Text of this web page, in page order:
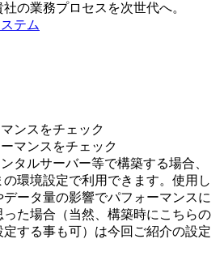
の業務プロセスを次世代へ。
テム
ンスをチェック
タルサーバー等で構築する場合、
環境設定で利用できます。使用し
ータ量の影響でパフォーマンスに
た場合（当然、構築時にこちらの
する事も可）は今回ご紹介の設定